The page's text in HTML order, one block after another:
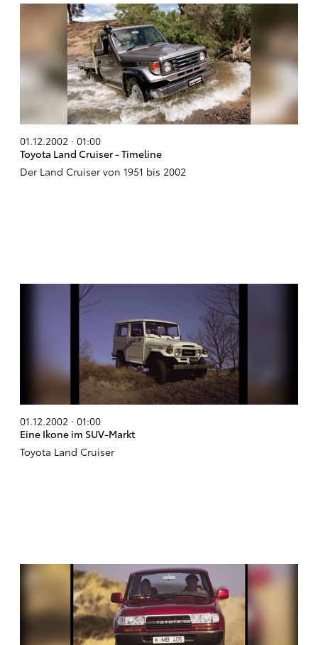
01.12.2002 · 01:00
Toyota Land Cruiser - Timeline
Der Land Cruiser von 1951 bis 2002
01.12.2002 · 01:00
Eine Ikone im SUV-Markt
Toyota Land Cruiser